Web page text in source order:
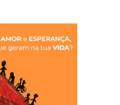
IGREJA